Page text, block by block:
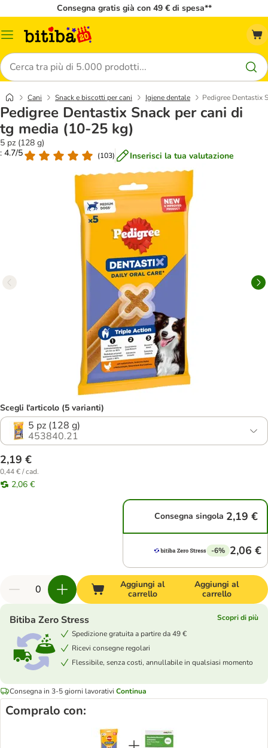
Consegna gratis già con 49 € di spesa**
Overview
Cerca
Cani Snack e biscotti per cani Igiene dentale Pedigree Dentastix
Pedigree Dentastix Snack per cani di
tg media (10-25 kg)
5 pz (128 g)
: 4.7/5
(103) Inserisci la tua valutazione
Scegli l'articolo (5 varianti)
5 pz (128 g)
453840.21
2,19 €
0,44 € / cad.
2,06 €
Consegna singola 2,19 €
-6% 2,06 €
Aggiungi al
carrello
Aggiungi al
carrello
Bitiba Zero Stress
Scopri di più
Spedizione gratuita a partire da 49 €
Ricevi consegne regolari
Flessibile, senza costi, annullabile in qualsiasi momento
Consegna in 3-5 giorni lavorativi Continua
Compralo con: